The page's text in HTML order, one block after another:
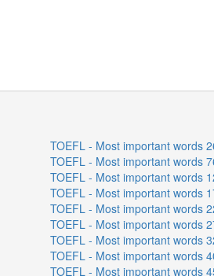
TOEFL - Most important words
TOEFL - Most important words
TOEFL - Most important words
TOEFL - Most important words
TOEFL - Most important words
TOEFL - Most important words
TOEFL - Most important words
TOEFL - Most important words
TOEFL - Most important words